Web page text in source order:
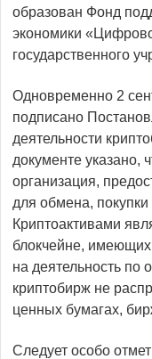
образован Фонд
экономики
государственного
Одновременно 2
подписано
деятельности
документе указано,
организация,
для обмена,
Криптоактивами
блокчейне,
на деятельность по
криптобирж не
ценных бумагах,
Следует особо